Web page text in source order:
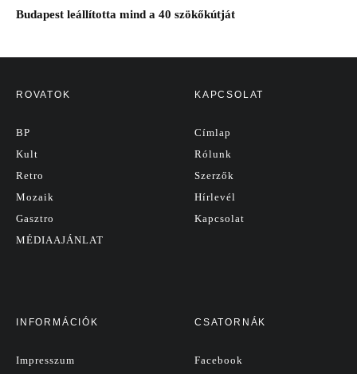
Budapest leállította mind a 40 szökőkútját
ROVATOK
BP
Kult
Retro
Mozaik
Gasztro
MÉDIAAJÁNLAT
KAPCSOLAT
Címlap
Rólunk
Szerzők
Hírlevél
Kapcsolat
INFORMÁCIÓK
Impresszum
CSATORNÁK
Facebook